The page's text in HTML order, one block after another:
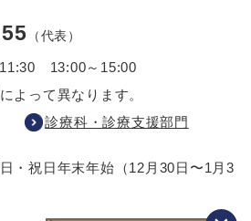
（代表）
13:00～15:00
よって異なります。
診療科・診療支援部門
・祝日年末年始（12月30日〜1月3